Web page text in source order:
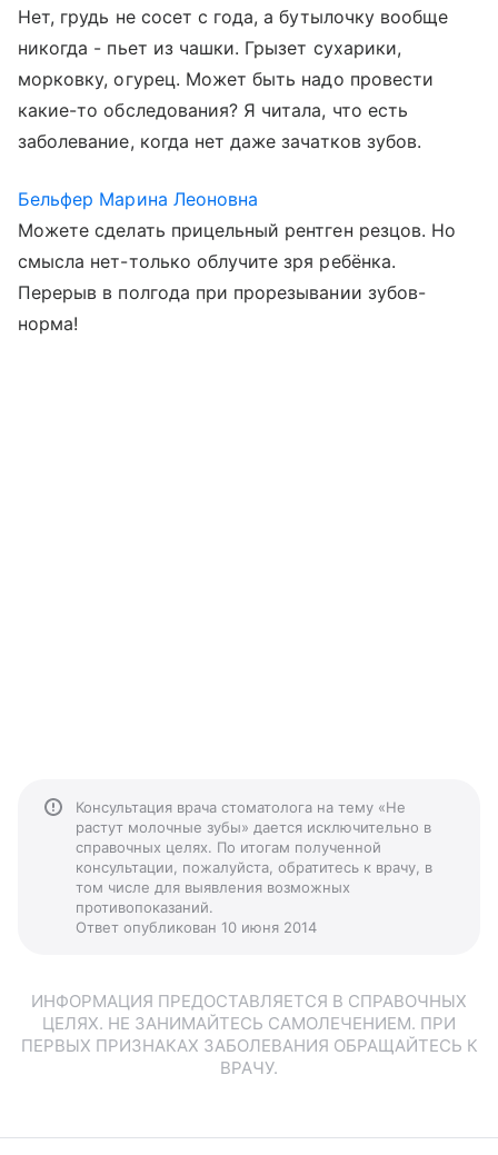
Нет, грудь не сосет с года, а бутылочку вообще
никогда - пьет из чашки. Грызет сухарики,
морковку, огурец. Может быть надо провести
какие-то обследования? Я читала, что есть
заболевание, когда нет даже зачатков зубов.
Бельфер Марина Леоновна
Можете сделать прицельный рентген резцов. Но
смысла нет-только облучите зря ребёнка.
Перерыв в полгода при прорезывании зубов-
норма!
Консультация врача стоматолога на тему «Не
растут молочные зубы» дается исключительно в
справочных целях. По итогам полученной
консультации, пожалуйста, обратитесь к врачу, в
том числе для выявления возможных
противопоказаний.
Ответ опубликован 10 июня 2014
ИНФОРМАЦИЯ ПРЕДОСТАВЛЯЕТСЯ В СПРАВОЧНЫХ
ЦЕЛЯХ. НЕ ЗАНИМАЙТЕСЬ САМОЛЕЧЕНИЕМ. ПРИ
ПЕРВЫХ ПРИЗНАКАХ ЗАБОЛЕВАНИЯ ОБРАЩАЙТЕСЬ К
ВРАЧУ.